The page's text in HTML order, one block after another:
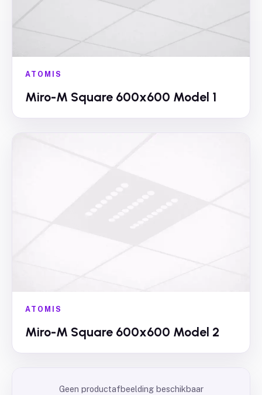
ATOMIS
Miro-M Square 600x600 Model 1
ATOMIS
Miro-M Square 600x600 Model 2
Geen productafbeelding beschikbaar